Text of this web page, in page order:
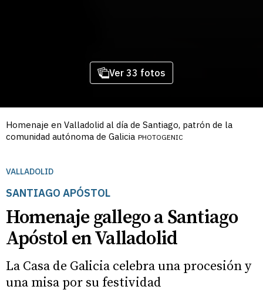
Ver 33 fotos
Homenaje en Valladolid al día de Santiago, patrón de la
comunidad autónoma de Galicia PHOTOGENIC
VALLADOLID
SANTIAGO APÓSTOL
Homenaje gallego a Santiago
Apóstol en Valladolid
La Casa de Galicia celebra una procesión y
una misa por su festividad